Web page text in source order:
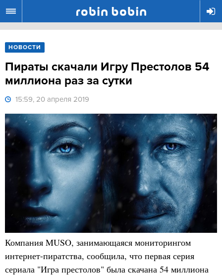
НОВОСТИ
Пираты скачали Игру Престолов 54
миллиона раз за сутки
15:59, 20 апреля 2019
Компания MUSO, занимающаяся мониторингом
интернет-пиратства, сообщила, что первая серия
сериала "Игра престолов" была скачана 54 миллиона